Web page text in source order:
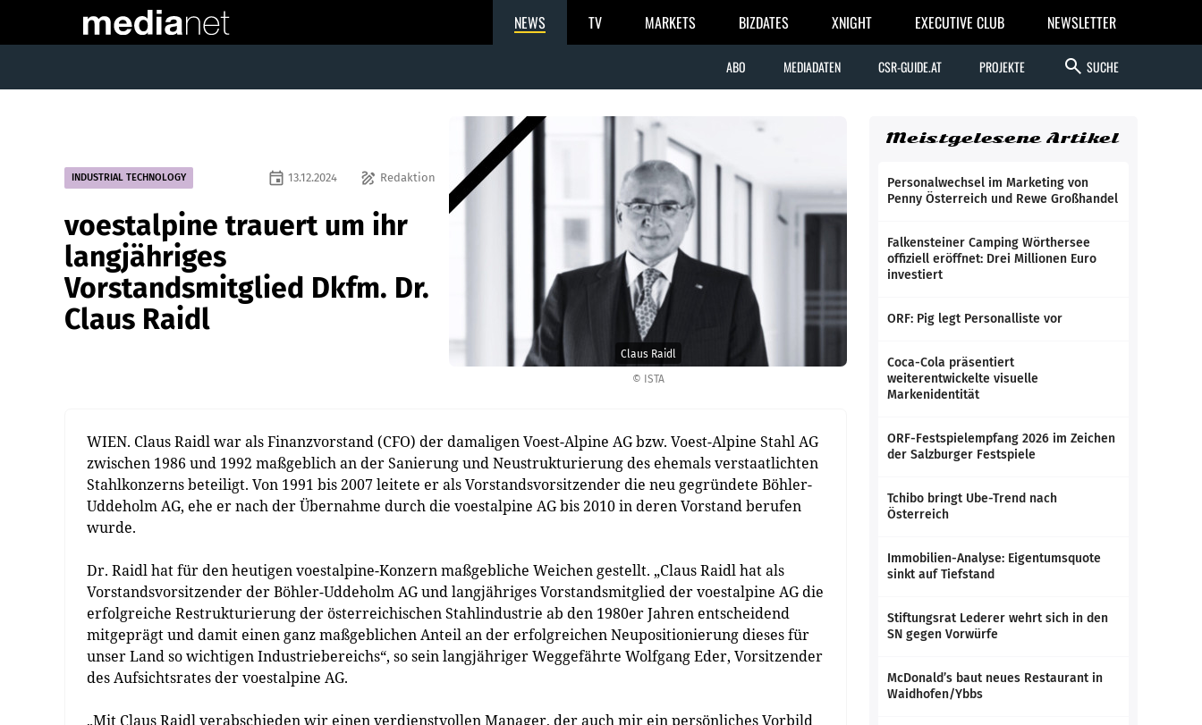
NEWS TV MARKETS BIZDATES XNIGHT EXECUTIVE CLUB NEWSLETTER
ABO MEDIADATEN CSR-GUIDE.AT PROJEKTE search SUCHE
© ISTA
Claus Raidl
INDUSTRIAL TECHNOLOGY draw Redaktion
event 13.12.2024
voestalpine trauert um ihr
langjähriges
Vorstandsmitglied Dkfm. Dr.
Claus Raidl
WIEN. Claus Raidl war als Finanzvorstand (CFO) der damaligen Voest-Alpine AG bzw. Voest-Alpine Stahl AG
zwischen 1986 und 1992 maßgeblich an der Sanierung und Neustrukturierung des ehemals verstaatlichten
Stahlkonzerns beteiligt. Von 1991 bis 2007 leitete er als Vorstandsvorsitzender die neu gegründete Böhler-
Uddeholm AG, ehe er nach der Übernahme durch die voestalpine AG bis 2010 in deren Vorstand berufen
wurde.
Dr. Raidl hat für den heutigen voestalpine-Konzern maßgebliche Weichen gestellt. „Claus Raidl hat als
Vorstandsvorsitzender der Böhler-Uddeholm AG und langjähriges Vorstandsmitglied der voestalpine AG die
erfolgreiche Restrukturierung der österreichischen Stahlindustrie ab den 1980er Jahren entscheidend
mitgeprägt und damit einen ganz maßgeblichen Anteil an der erfolgreichen Neupositionierung dieses für
unser Land so wichtigen Industriebereichs“, so sein langjähriger Weggefährte Wolfgang Eder, Vorsitzender
des Aufsichtsrates der voestalpine AG.
„Mit Claus Raidl verabschieden wir einen verdienstvollen Manager, der auch mir ein persönliches Vorbild
Meistgelesene Artikel
Personalwechsel im Marketing von
Penny Österreich und Rewe Großhandel
Falkensteiner Camping Wörthersee
offiziell eröffnet: Drei Millionen Euro
investiert
ORF: Pig legt Personalliste vor
Coca-Cola präsentiert
weiterentwickelte visuelle
Markenidentität
ORF-Festspielempfang 2026 im Zeichen
der Salzburger Festspiele
Tchibo bringt Ube-Trend nach
Österreich
Immobilien-Analyse: Eigentumsquote
sinkt auf Tiefstand
Stiftungsrat Lederer wehrt sich in den
SN gegen Vorwürfe
McDonald’s baut neues Restaurant in
Waidhofen/Ybbs